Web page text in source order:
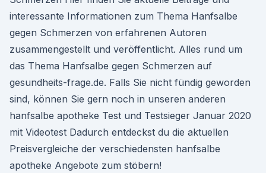
interessante Informationen zum Thema Hanfsalbe
gegen Schmerzen von erfahrenen Autoren
zusammengestellt und veröffentlicht. Alles rund um
das Thema Hanfsalbe gegen Schmerzen auf
gesundheits-frage.de. Falls Sie nicht fündig geworden
sind, können Sie gern noch in unseren anderen
hanfsalbe apotheke Test und Testsieger Januar 2020
mit Videotest Dadurch entdeckst du die aktuellen
Preisvergleiche der verschiedensten hanfsalbe
apotheke Angebote zum stöbern!